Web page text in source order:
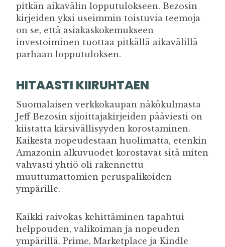
pitkän aikavälin lopputulokseen. Bezosin
kirjeiden yksi useimmin toistuvia teemoja
on se, että asiakaskokemukseen
investoiminen tuottaa pitkällä aikavälillä
parhaan lopputuloksen.
HITAASTI KIIRUHTAEN
Suomalaisen verkkokaupan näkökulmasta
Jeff Bezosin sijoittajakirjeiden pääviesti on
kiistatta kärsivällisyyden korostaminen.
Kaikesta nopeudestaan huolimatta, etenkin
Amazonin alkuvuodet korostavat sitä miten
vahvasti yhtiö oli rakennettu
muuttumattomien peruspalikoiden
ympärille.
Kaikki raivokas kehittäminen tapahtui
helppouden, valikoiman ja nopeuden
ympärillä. Prime, Marketplace ja Kindle